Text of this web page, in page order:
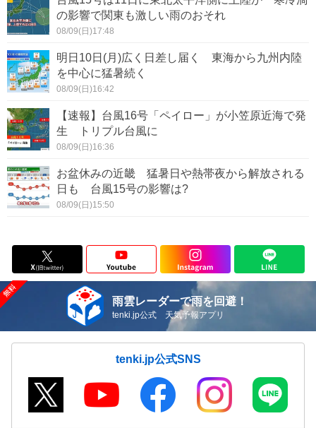
の影響で関東も激しい雨のおそれ
08/09(日)17:48
明日10日(月)広く日差し届く 東海から九州内陸
を中心に猛暑続く
08/09(日)16:42
【速報】台風16号「ペイロー」が小笠原近海で発
生 トリプル台風に
08/09(日)16:36
お盆休みの近畿 猛暑日や熱帯夜から解放される
日も 台風15号の影響は?
08/09(日)15:50
雨雲レーダーで雨を回避！
tenki.jp公式 天気予報アプリ
tenki.jp公式SNS